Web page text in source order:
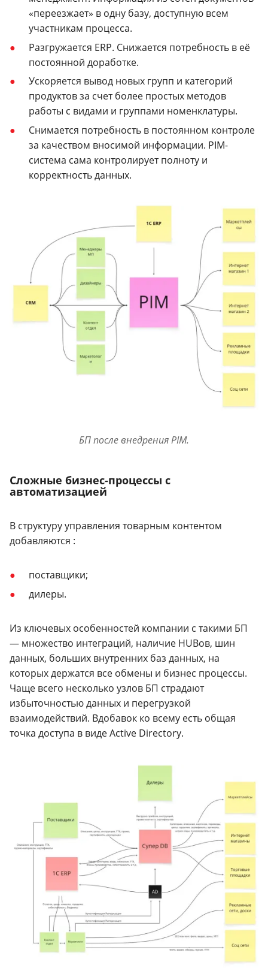
«переезжает» в одну базу, доступную всем
участникам процесса.
Разгружается ERP. Снижается потребность в её
постоянной доработке.
Ускоряется вывод новых групп и категорий
продуктов за счет более простых методов
работы с видами и группами номенклатуры.
Снимается потребность в постоянном контроле
за качеством вносимой информации. PIM-
система сама контролирует полноту и
корректность данных.
БП после внедрения PIM.
Сложные бизнес-процессы с
автоматизацией
В структуру управления товарным контентом
добавляются :
поставщики;
дилеры.
Из ключевых особенностей компании с такими БП
— множество интеграций, наличие HUBов, шин
данных, больших внутренних баз данных, на
которых держатся все обмены и бизнес процессы.
Чаще всего несколько узлов БП страдают
избыточностью данных и перегрузкой
взаимодействий. Вдобавок ко всему есть общая
точка доступа в виде Active Directory.